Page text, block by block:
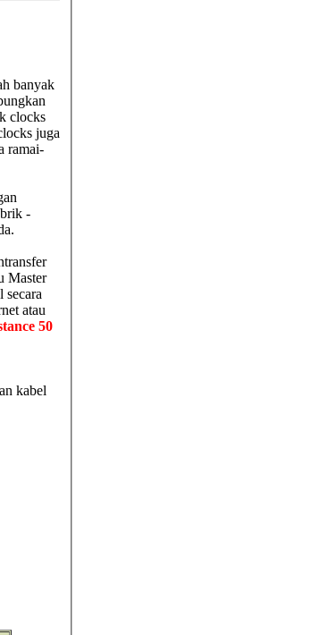
banyak
clocks
juga
ramai-
-
Master
atau
50
kabel